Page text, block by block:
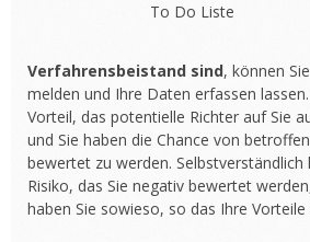
To Do Liste
Verfahrensbeistand sind, können
melden und Ihre Daten erfassen
Vorteil, das potentielle Richter auf Sie
und Sie haben die Chance von
bewertet zu werden. Selbstverständlich
Risiko, das Sie negativ bewertet
haben Sie sowieso, so das Ihre Vorteile